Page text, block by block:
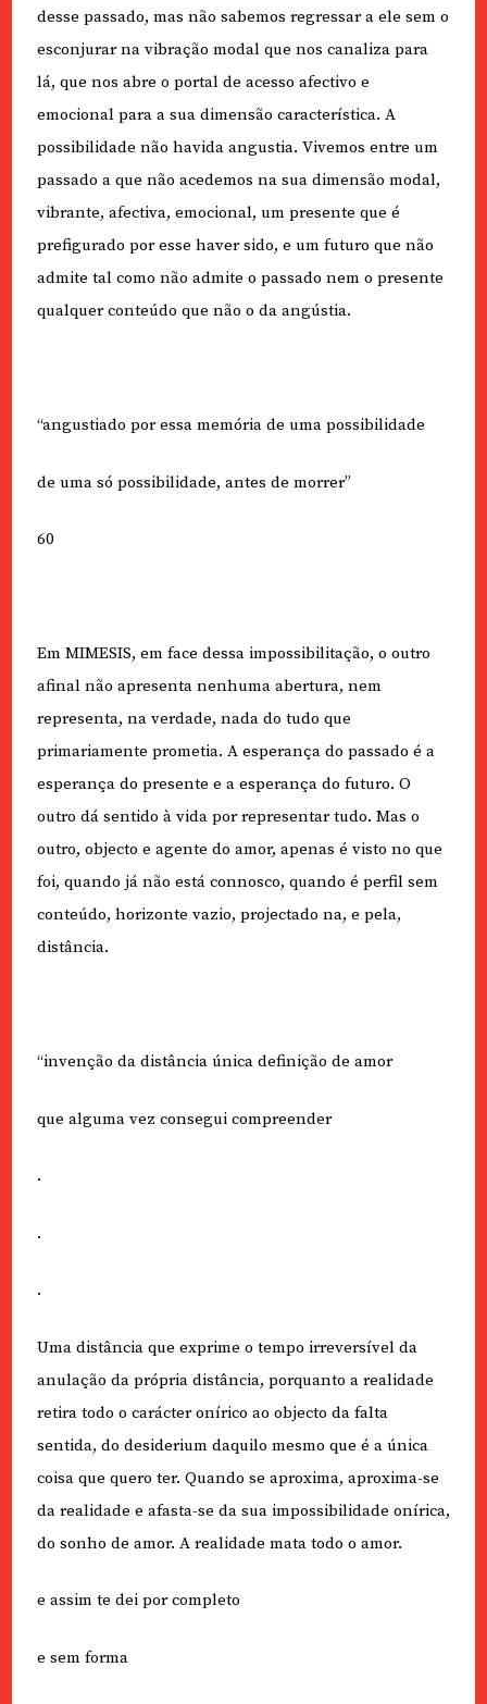
desse passado, mas não sabemos regressar a ele sem o
esconjurar na vibração modal que nos canaliza para
lá, que nos abre o portal de acesso afectivo e
emocional para a sua dimensão característica. A
possibilidade não havida angustia. Vivemos entre um
passado a que não acedemos na sua dimensão modal,
vibrante, afectiva, emocional, um presente que é
prefigurado por esse haver sido, e um futuro que não
admite tal como não admite o passado nem o presente
qualquer conteúdo que não o da angústia.
“angustiado por essa memória de uma possibilidade
de uma só possibilidade, antes de morrer”
60
Em MIMESIS, em face dessa impossibilitação, o outro
afinal não apresenta nenhuma abertura, nem
representa, na verdade, nada do tudo que
primariamente prometia. A esperança do passado é a
esperança do presente e a esperança do futuro. O
outro dá sentido à vida por representar tudo. Mas o
outro, objecto e agente do amor, apenas é visto no que
foi, quando já não está connosco, quando é perfil sem
conteúdo, horizonte vazio, projectado na, e pela,
distância.
“invenção da distância única definição de amor
que alguma vez consegui compreender
.
.
.
Uma distância que exprime o tempo irreversível da
anulação da própria distância, porquanto a realidade
retira todo o carácter onírico ao objecto da falta
sentida, do desiderium daquilo mesmo que é a única
coisa que quero ter. Quando se aproxima, aproxima-se
da realidade e afasta-se da sua impossibilidade onírica,
do sonho de amor. A realidade mata todo o amor.
e assim te dei por completo
e sem forma